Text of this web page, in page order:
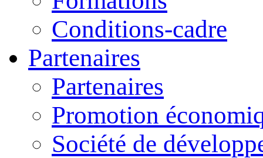
Conditions-cadre
Partenaires
Partenaires
Promotion
Société de